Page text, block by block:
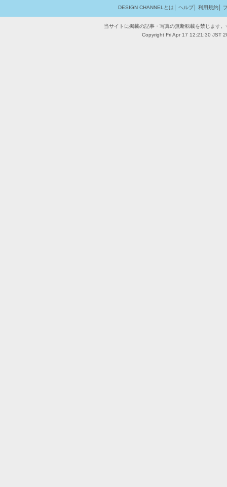
DESIGN CHANNELとは ヘルプ│ 利用規約│
当サイトに掲載の記事・写真の無断転載を禁じます
Copyright Fri Apr 17 12:21:30 JST